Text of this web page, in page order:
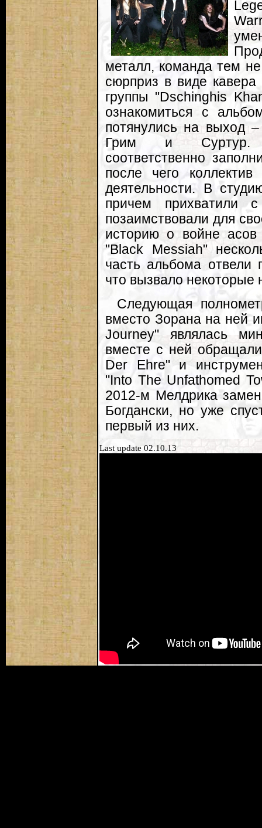
металл, команда тем
сюрприз в виде
группы "Dschinghis
ознакомиться с
потянулись на выход
Грим и Суртур.
соответственно
после чего
деятельности. В
причем прихватили
позаимствовали для
историю о войне асов
"Black Messiah"
часть альбома отвели
что вызвало некоторые
Следующая
вместо Зорана на ней
Journey" являлась
вместе с ней
Der Ehre" и
"Into The Unfathomed
2012-м Мелдрика
Богдански, но уже
первый из них.
Last update 02.10.13